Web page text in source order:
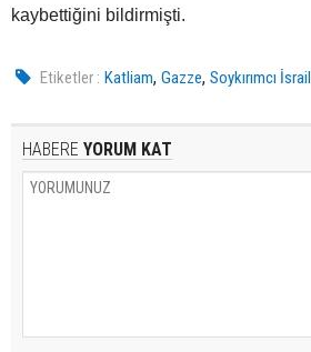
kaybettiğini bildirmişti.
Etiketler : Katliam,Gazze,Soykırımcı İsrail
HABERE YORUM KAT